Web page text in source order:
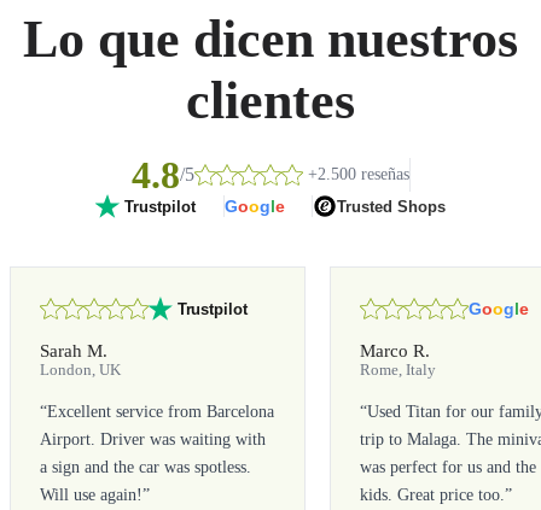
Lo que dicen nuestros
clientes
4.8/5 +2.500 reseñas
Trustpilot Google Trusted Shops
Trustpilot
Sarah M.
London, UK
“Excellent service from Barcelona
Airport. Driver was waiting with
a sign and the car was spotless.
Will use again!”
Google
Marco R.
Rome, Italy
“Used Titan for our
trip to Malaga. The
was perfect for us and the
kids. Great price too.”